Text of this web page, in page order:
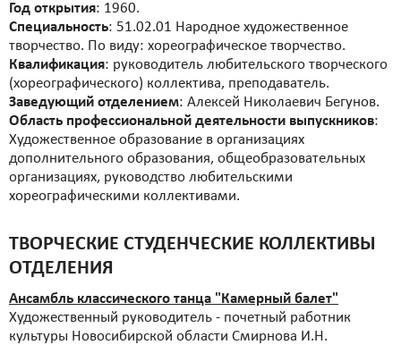
Год открытия: 1960.
Специальность: 51.02.01 Народное художественное
творчество. По виду: хореографическое творчество.
Квалификация: руководитель любительского творческого
(хореографического) коллектива, преподаватель.
Заведующий отделением: Алексей Николаевич Бегунов.
Область профессиональной деятельности выпускников:
Художественное образование в организациях
дополнительного образования, общеобразовательных
организациях, руководство любительскими
хореографическими коллективами.
ТВОРЧЕСКИЕ СТУДЕНЧЕСКИЕ КОЛЛЕКТИВЫ
ОТДЕЛЕНИЯ
Ансамбль классического танца "Камерный балет"
Художественный руководитель - почетный работник
культуры Новосибирской области Смирнова И.Н.